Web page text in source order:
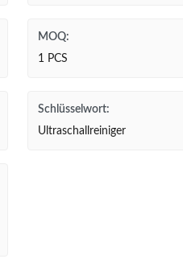
MOQ:
1 PCS
Schlüsselwort:
Ultraschallreiniger